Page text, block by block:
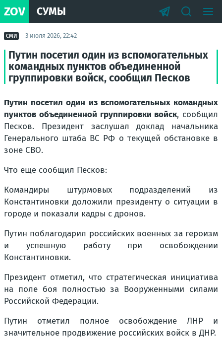
ZOV СУМЫ
СМИ 3 июля 2026, 22:42
Путин посетил один из вспомогательных
командных пунктов объединенной
группировки войск, сообщил Песков
Путин посетил один из вспомогательных командных
пунктов объединенной группировки войск, сообщил
Песков. Президент заслушал доклад начальника
Генерального штаба ВС РФ о текущей обстановке в
зоне СВО.
Что еще сообщил Песков:
Командиры штурмовых подразделений из
Константиновки доложили президенту о ситуации в
городе и показали кадры с дронов.
Путин поблагодарил российских военных за героизм
и успешную работу при освобождении
Константиновки.
Президент отметил, что стратегическая инициатива
на поле боя полностью за Вооруженными силами
Российской Федерации.
Путин отметил полное освобождение ЛНР и
значительное продвижение российских войск в ДНР.